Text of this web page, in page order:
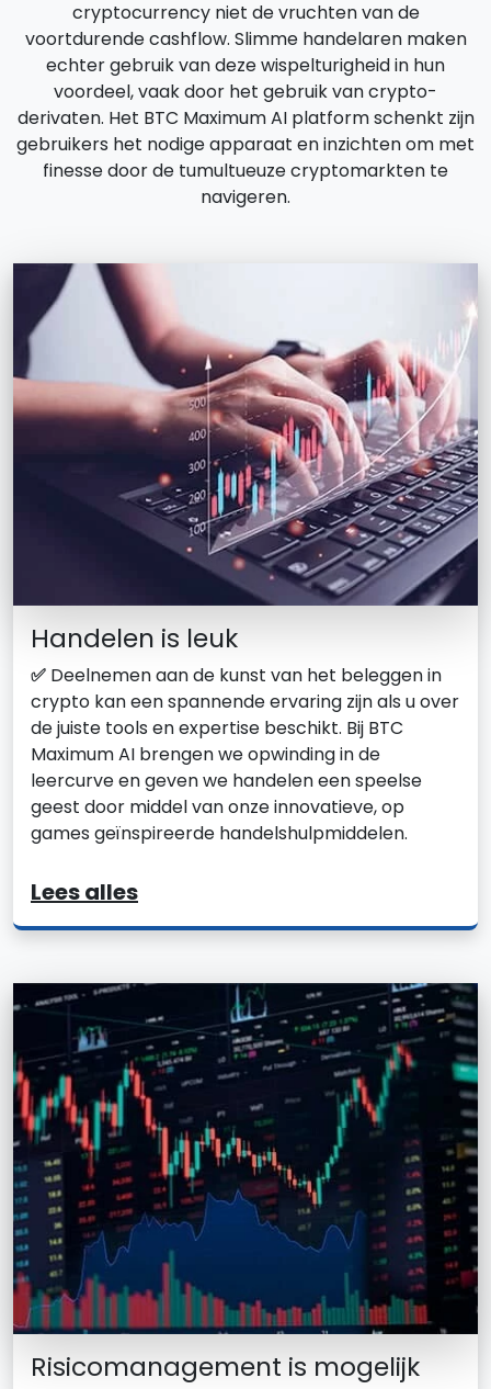
cryptocurrency niet de vruchten van de
voortdurende cashflow. Slimme handelaren maken
echter gebruik van deze wispelturigheid in hun
voordeel, vaak door het gebruik van crypto-
derivaten. Het BTC Maximum AI platform schenkt zijn
gebruikers het nodige apparaat en inzichten om met
finesse door de tumultueuze cryptomarkten te
navigeren.
Handelen is leuk
✅ Deelnemen aan de kunst van het beleggen in
crypto kan een spannende ervaring zijn als u over
de juiste tools en expertise beschikt. Bij BTC
Maximum AI brengen we opwinding in de
leercurve en geven we handelen een speelse
geest door middel van onze innovatieve, op
games geïnspireerde handelshulpmiddelen.
Lees alles
Risicomanagement is mogelijk